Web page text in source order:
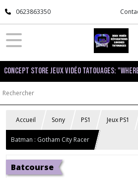
0623863350
Concept Store Jeux Vidéo Tatouages:
Accueil Sony PS1 Jeux PS1
Batman : Gotham City Racer
Batcourse